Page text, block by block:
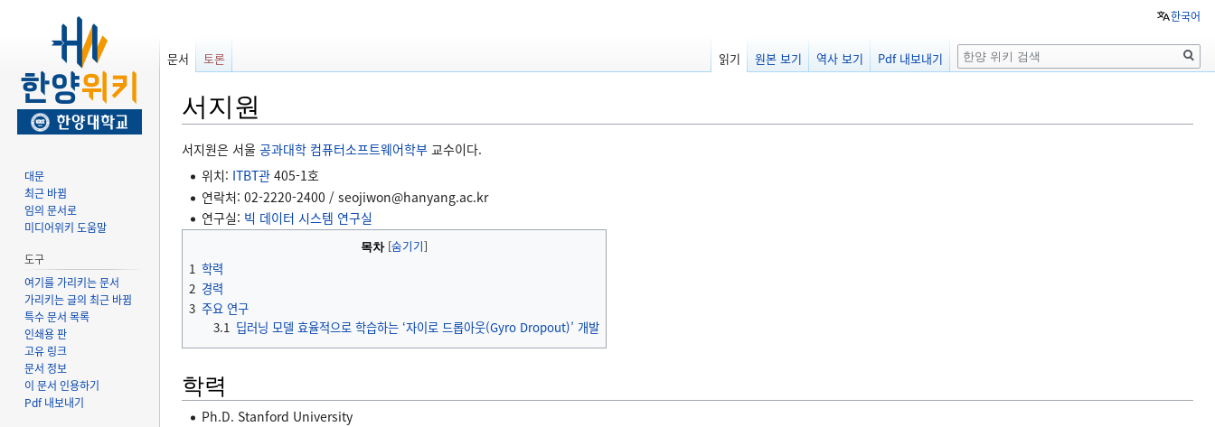
서지원
둘
로
기
검
가
서지원은 서울 공과대학 컴퓨터소프트웨어학부 교수이다.
위치: ITBT관 405-1호
연락처: 02-2220-2400 / seojiwon@hanyang.ac.kr
연구실: 빅 데이터 시스템 연구실
목차
1 학력
2 경력
3 주요 연구
3.1 딥러닝 모델 효율적으로 학습하는 ‘자이로 드롭아웃(Gyro Dropout)’ 개발
학력
Ph.D. Stanford University
한국어
문서 토론 읽기 원본 보기 역사 보기 Pdf 내보내기
검
색
대문
최근 바뀜
임의 문서로
미디어위키 도움말
도구
여기를 가리키는 문서
가리키는 글의 최근 바뀜
특수 문서 목록
인쇄용 판
고유 링크
문서 정보
이 문서 인용하기
Pdf 내보내기